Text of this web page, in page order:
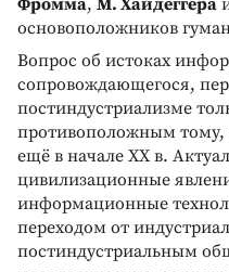
Фромма, М. Хайдеггера
основоположников
Вопрос об истоках
сопровождающегося,
постиндустриализме
противоположным тому,
ещё в начале XX в.
цивилизационные
информационные
переходом от
постиндустриальным